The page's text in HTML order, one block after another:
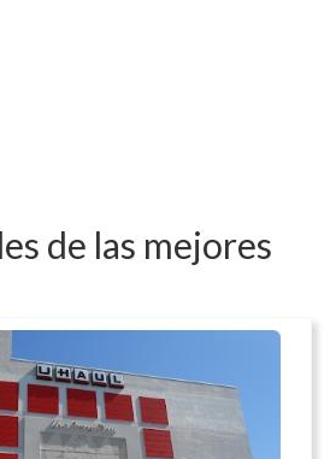
de las mejores